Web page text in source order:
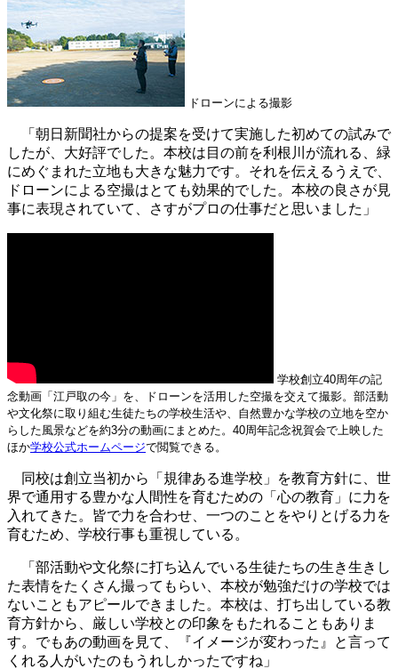
ドローンによる撮影
「朝日新聞社からの提案を受けて実施した初めての試みで
したが、大好評でした。本校は目の前を利根川が流れる、緑
にめぐまれた立地も大きな魅力です。それを伝えるうえで、
ドローンによる空撮はとても効果的でした。本校の良さが見
事に表現されていて、さすがプロの仕事だと思いました」
学校創立40周年の記
念動画「江戸取の今」を、ドローンを活用した空撮を交えて撮影。部活動
や文化祭に取り組む生徒たちの学校生活や、自然豊かな学校の立地を空か
らした風景などを約3分の動画にまとめた。40周年記念祝賀会で上映した
ほか学校公式ホームページで閲覧できる。
同校は創立当初から「規律ある進学校」を教育方針に、世
界で通用する豊かな人間性を育むための「心の教育」に力を
入れてきた。皆で力を合わせ、一つのことをやりとげる力を
育むため、学校行事も重視している。
「部活動や文化祭に打ち込んでいる生徒たちの生き生きし
た表情をたくさん撮ってもらい、本校が勉強だけの学校では
ないこともアピールできました。本校は、打ち出している教
育方針から、厳しい学校との印象をもたれることもありま
す。でもあの動画を見て、『イメージが変わった』と言って
くれる人がいたのもうれしかったですね」